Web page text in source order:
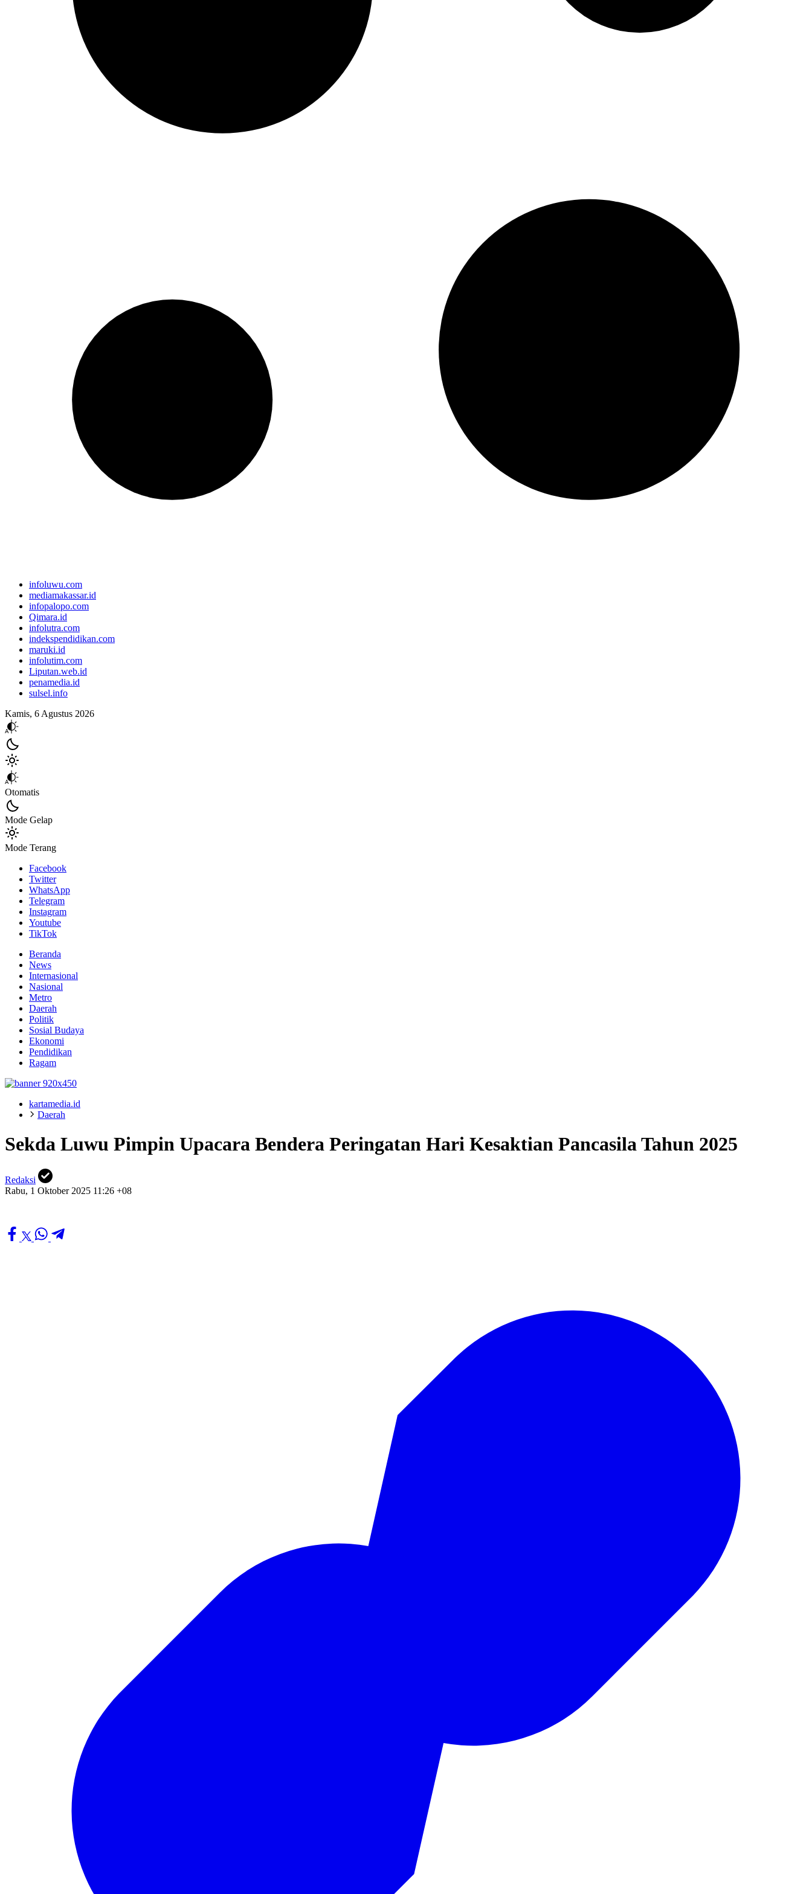
infoluwu.com
mediamakassar.id
infopalopo.com
Qimara.id
infolutra.com
indekspendidikan.com
maruki.id
infolutim.com
Liputan.web.id
penamedia.id
sulsel.info
Kamis, 6 Agustus 2026
Otomatis
Mode Gelap
Mode Terang
Facebook
Twitter
WhatsApp
Telegram
Instagram
Youtube
TikTok
Beranda
News
Internasional
Nasional
Metro
Daerah
Politik
Sosial Budaya
Ekonomi
Pendidikan
Ragam
kartamedia.id
Daerah
Sekda Luwu Pimpin Upacara Bendera Peringatan Hari Kesaktian Pancasila Tahun 2025
Redaksi
Rabu, 1 Oktober 2025 11:26 +08